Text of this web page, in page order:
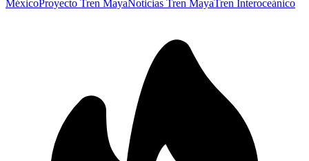
MéxicoProyecto Tren MayaNoticias Tren MayaTren Interoceánico